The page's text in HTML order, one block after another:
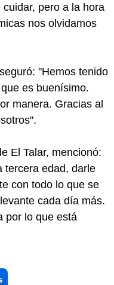
pero a la hora
nos olvidamos
"Hemos tenido
es buenísimo.
manera. Gracias al
El Talar, mencionó:
tercera edad, darle
con todo lo que se
cada día más.
por lo que está